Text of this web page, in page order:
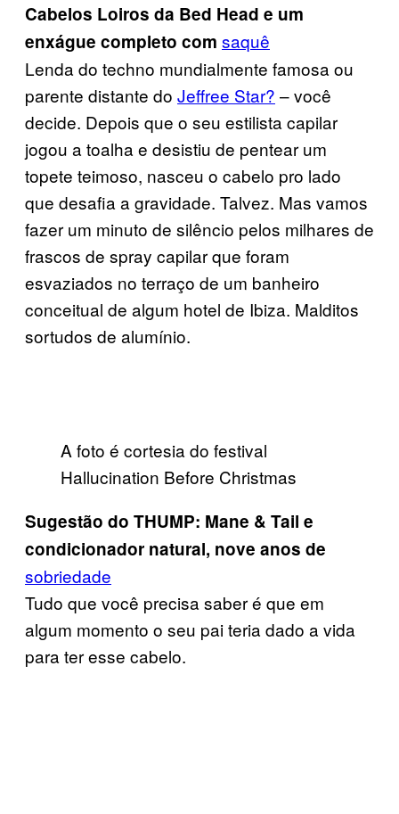
Cabelos Loiros da Bed Head e um
enxágue completo com saquê
Lenda do techno mundialmente famosa ou
parente distante do Jeffree Star? – você
decide. Depois que o seu estilista capilar
jogou a toalha e desistiu de pentear um
topete teimoso, nasceu o cabelo pro lado
que desafia a gravidade. Talvez. Mas vamos
fazer um minuto de silêncio pelos milhares de
frascos de spray capilar que foram
esvaziados no terraço de um banheiro
conceitual de algum hotel de Ibiza. Malditos
sortudos de alumínio.
A foto é cortesia do festival
Hallucination Before Christmas
Sugestão do THUMP: Mane & Tail e
condicionador natural, nove anos de
sobriedade
Tudo que você precisa saber é que em
algum momento o seu pai teria dado a vida
para ter esse cabelo.